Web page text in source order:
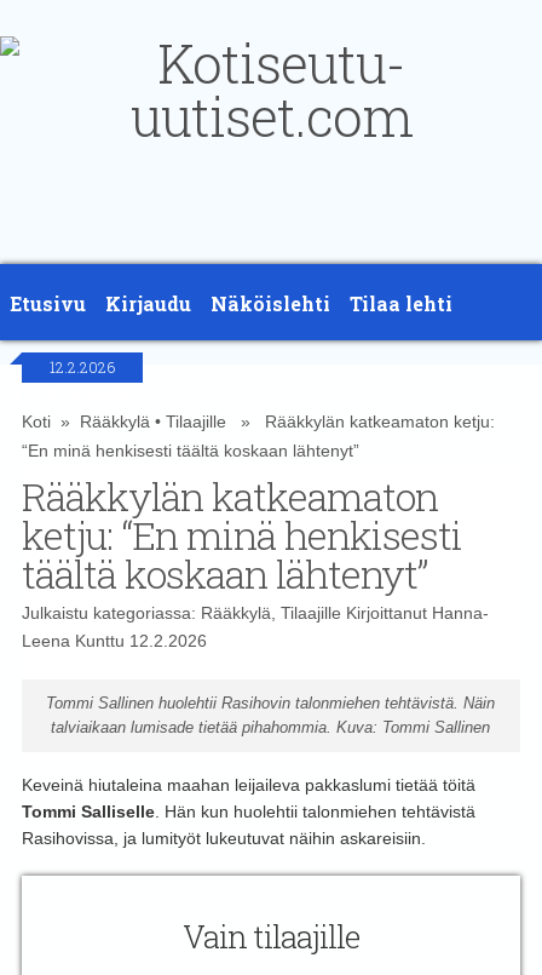
Etusivu Kirjaudu Näköislehti Tilaa lehti
12.2.2026
Koti» Rääkkylä • Tilaajille » Rääkkylän katkeamaton ketju:
“En minä henkisesti täältä koskaan lähtenyt”
Rääkkylän katkeamaton
ketju: “En minä henkisesti
täältä koskaan lähtenyt”
Julkaistu kategoriassa: Rääkkylä Tilaajille Kirjoittanut Hanna-
Leena Kunttu 12.2.2026
Tommi Sallinen huolehtii Rasihovin talonmiehen tehtävistä. Näin
talviaikaan lumisade tietää pihahommia. Kuva: Tommi Sallinen
Keveinä hiutaleina maahan leijaileva pakkaslumi tietää töitä
Tommi Salliselle. Hän kun huolehtii talonmiehen tehtävistä
Rasihovissa, ja lumityöt lukeutuvat näihin askareisiin.
Vain tilaajille